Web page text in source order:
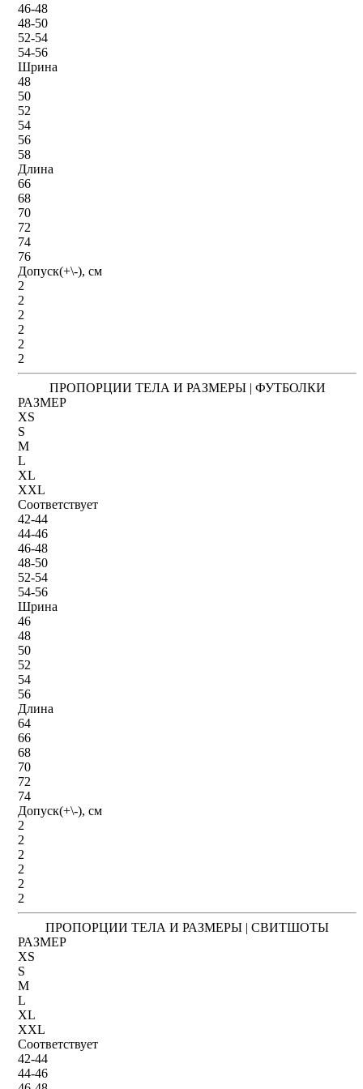
46-48
48-50
52-54
54-56
Шрина
48
50
52
54
56
58
Длина
66
68
70
72
74
76
Допуск(+\-), см
2
2
2
2
2
2
ПРОПОРЦИИ ТЕЛА И РАЗМЕРЫ | ФУТБОЛКИ
РАЗМЕР
XS
S
M
L
XL
XXL
Соответствует
42-44
44-46
46-48
48-50
52-54
54-56
Шрина
46
48
50
52
54
56
Длина
64
66
68
70
72
74
Допуск(+\-), см
2
2
2
2
2
2
ПРОПОРЦИИ ТЕЛА И РАЗМЕРЫ | СВИТШОТЫ
РАЗМЕР
XS
S
M
L
XL
XXL
Соответствует
42-44
44-46